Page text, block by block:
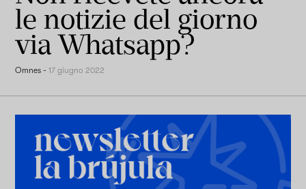
le notizie del giorno
via Whatsapp?
Omnes -17 giugno 2022